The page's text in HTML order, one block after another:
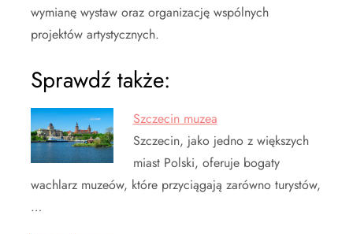
wymianę wystaw oraz organizację wspólnych
projektów artystycznych.
Sprawdź także:
Szczecin muzea
Szczecin, jako jedno z większych
miast Polski, oferuje bogaty
wachlarz muzeów, które przyciągają zarówno turystów,
…